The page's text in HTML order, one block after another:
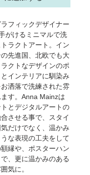
フィックデザイナー
がけるミニマルで洗
ラクトアート。イン
先進国、北欧でも大
クトなデザインのポ
インテリアに馴染み
洒落で洗練された雰
す。Anna Mainzは
とデジタルアートの
させる事で、スタイ
だけでなく、温かみ
な表現の工夫をして
縁や、ポスターハン
、更に温かみのある
気に。